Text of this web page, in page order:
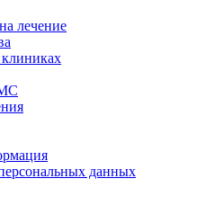
лечение
данных